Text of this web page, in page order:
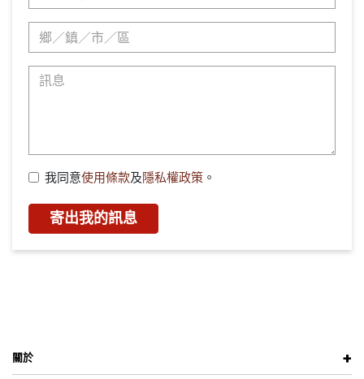
我同意使用條款及隱私權政策 。
寄出我的訊息
關於